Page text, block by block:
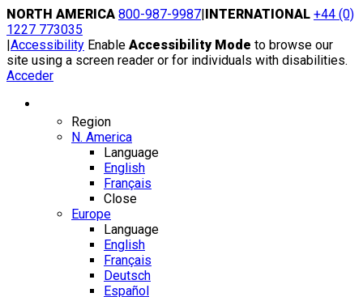
Skip
to
content
NORTH AMERICA 800-987-9987|INTERNATIONAL +44 (0)
1227 773035
|Accessibility Enable Accessibility Mode to browse our
site using a screen reader or for individuals with disabilities.
Acceder
Region
N. America
Language
English
Français
Close
Europe
Language
English
Français
Deutsch
Español